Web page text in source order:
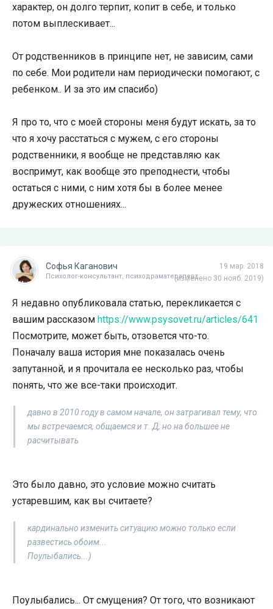
характер, он долго терпит, копит в себе, и только
потом выплескивает...
От родственников в принципе нет, не зависим, сами
по себе. Мои родители нам периодически помогают, с
ребенком.. И за это им спасибо)
Я про то, что с моей стороны меня будут искать, за то
что я хочу расстаться с мужем, с его стороны
родственники, я вообще не представляю как
воспримут, как вообще это преподнести, чтобы
остаться с ними, с ним хотя бы в более менее
дружеских отношениях...
19 мар. 2018
(изменено 30 нояб. 2019)
Софья Каганович
Психолог-консультант, психодраматерапевт
Я недавно опубликовала статью, перекликается с
вашим рассказом https://www.psysovet.ru/articles/641
Посмотрите, может быть, отзовется что-то.
Поначалу ваша история мне показалась очень
запутанной, и я прочитала ее несколько раз, чтобы
понять, что же все-таки происходит.
давно в 2010 году в самом начале, он затрагивал тему, что
мы встречаемся, общаемся и т. Д, но на большее не
расчитывать
Это было давно, это условие можно считать
устаревшим, как вы считаете?
кардинально изменить ситуацию можно только если
развестись обоим...
Поулыбались...)
Поулыбались... От смущения? От того, что возникают